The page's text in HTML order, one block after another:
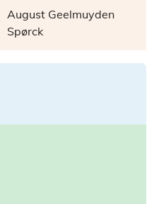
August Geelmuyden
Spørck